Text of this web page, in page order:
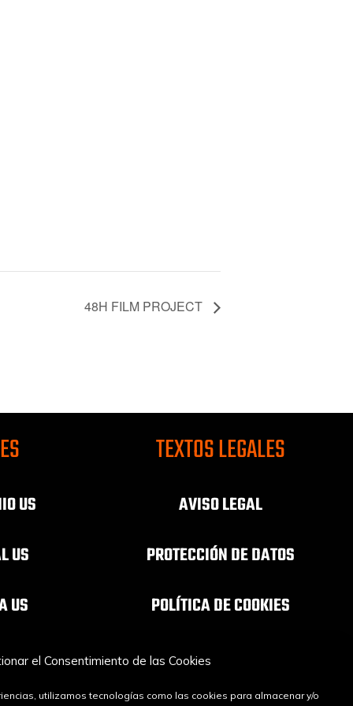
el Consentimiento de las Cookies
utilizamos tecnologías como las cookies para almacenar y/o
48H FILM PROJECT
US
US
US
TEXTOS LEGALES
AVISO LEGAL
PROTECCIÓN DE DATOS
POLÍTICA DE COOKIES